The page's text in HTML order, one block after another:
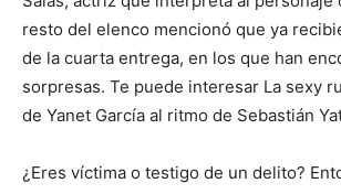
resto del elenco mencionó que ya
de la cuarta entrega, en los que han
sorpresas. Te puede interesar La sexy
de Yanet García al ritmo de Sebastián
¿Eres víctima o testigo de un delito?